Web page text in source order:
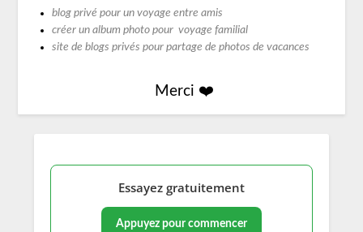
blog privé pour un voyage entre amis
créer un album photo pour voyage familial
site de blogs privés pour partage de photos de vacances
Merci ❤️
Essayez gratuitement
Appuyez pour commencer